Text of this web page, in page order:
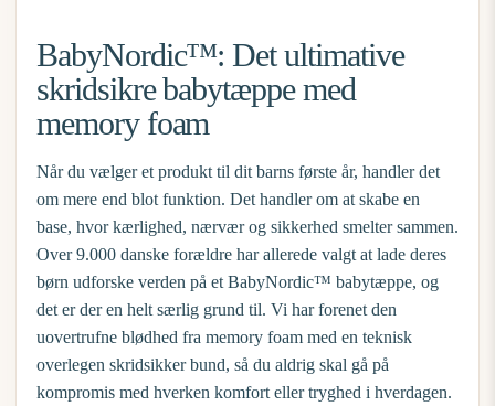
BabyNordic™: Det ultimative
skridsikre babytæppe med
memory foam
Når du vælger et produkt til dit barns første år, handler det
om mere end blot funktion. Det handler om at skabe en
base, hvor kærlighed, nærvær og sikkerhed smelter sammen.
Over 9.000 danske forældre har allerede valgt at lade deres
børn udforske verden på et BabyNordic™ babytæppe, og
det er der en helt særlig grund til. Vi har forenet den
uovertrufne blødhed fra memory foam med en teknisk
overlegen skridsikker bund, så du aldrig skal gå på
kompromis med hverken komfort eller tryghed i hverdagen.